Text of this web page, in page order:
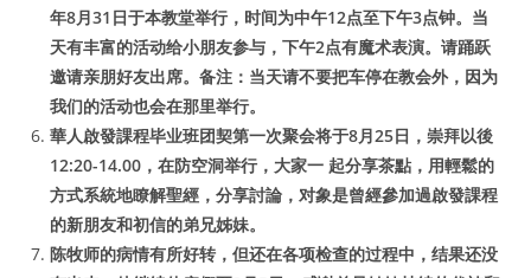
年8月31日于本教堂举行，时间为中午12点至下午3点钟。当
天有丰富的活动给小朋友参与，下午2点有魔术表演。请踊跃
邀请亲朋好友出席。备注：当天请不要把车停在教会外，因为
我们的活动也会在那里举行。
華人啟發課程毕业班团契第一次聚会将于8月25日，崇拜以後
12:20-14.00，在防空洞举行，大家一 起分享茶點，用輕鬆的
方式系統地瞭解聖經，分享討論，对象是曾經參加過啟發課程
的新朋友和初信的弟兄姊妹。
陈牧师的病情有所好转，但还在各项检查的过程中，结果还没